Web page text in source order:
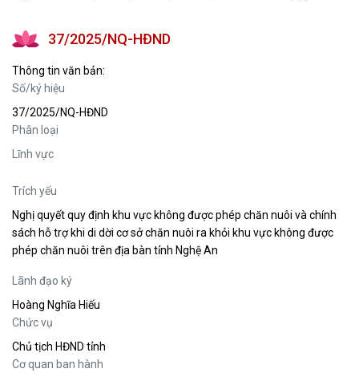
37/2025/NQ-HĐND
Thông tin văn bản:
Số/ký hiệu
37/2025/NQ-HĐND
Phân loại
Lĩnh vực
Trích yếu
Nghị quyết quy định khu vực không được phép chăn nuôi và chính
sách hỗ trợ khi di dời cơ sở chăn nuôi ra khỏi khu vực không được
phép chăn nuôi trên địa bàn tỉnh Nghệ An
Lãnh đạo ký
Hoàng Nghĩa Hiếu
Chức vụ
Chủ tịch HĐND tỉnh
Cơ quan ban hành